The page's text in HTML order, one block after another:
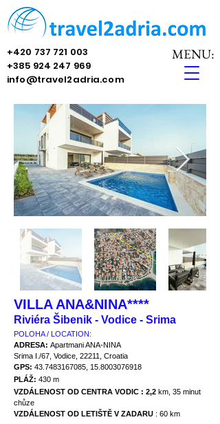
MENU:
+420 737 721 003
+385 924 247 969
info@travel2adria.com
VILLA ANA&NINA****
Riviéra Šibenik - Vodice - Srima
POLOHA / LOCATION:
ADRESA: Apartmani ANA-NINA
Srima I./67, Vodice, 22211, Croatia
GPS: 43.7483167085 15.8003076918
PLÁŽ: 430 m
VZDÁLENOST OD CENTRA VODIC : 2,2 km, 35 minut
chůze
VZDÁLENOST OD LETIŠTĚ V ZADARU : 60 km